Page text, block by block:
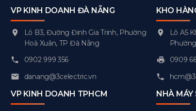
VP KINH DOANH ĐÀ NẴNG
Lô B3, Đường Đinh Gia Trinh, Phường
Hoà Xuân, TP Đà Nẵng
0902 999 356
danang@3celectric.vn
VP KINH DOANH TPHCM
KHO
Lô A5
0909
NHÀ MÁY